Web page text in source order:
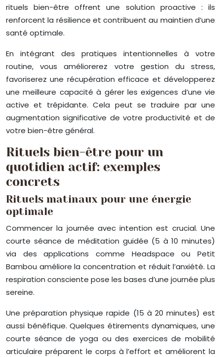
rituels bien-être offrent une solution proactive : ils
renforcent la résilience et contribuent au maintien d’une
santé optimale.
En intégrant des pratiques intentionnelles à votre
routine, vous améliorerez votre gestion du stress,
favoriserez une récupération efficace et développerez
une meilleure capacité à gérer les exigences d’une vie
active et trépidante. Cela peut se traduire par une
augmentation significative de votre productivité et de
votre bien-être général.
Rituels bien-être pour un
quotidien actif: exemples
concrets
Rituels matinaux pour une énergie
optimale
Commencer la journée avec intention est crucial. Une
courte séance de méditation guidée (5 à 10 minutes)
via des applications comme Headspace ou Petit
Bambou améliore la concentration et réduit l’anxiété. La
respiration consciente pose les bases d’une journée plus
sereine.
Une préparation physique rapide (15 à 20 minutes) est
aussi bénéfique. Quelques étirements dynamiques, une
courte séance de yoga ou des exercices de mobilité
articulaire préparent le corps à l’effort et améliorent la